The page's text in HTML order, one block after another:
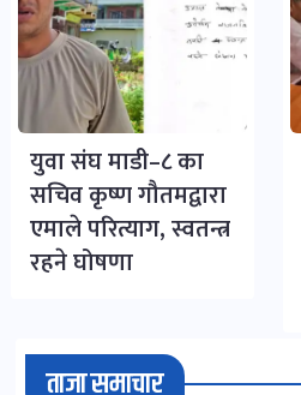
युवा संघ माडी–८ का
सचिव कृष्ण गौतमद्वारा
एमाले परित्याग, स्वतन्त्र
रहने घोषणा
ताजा समाचार